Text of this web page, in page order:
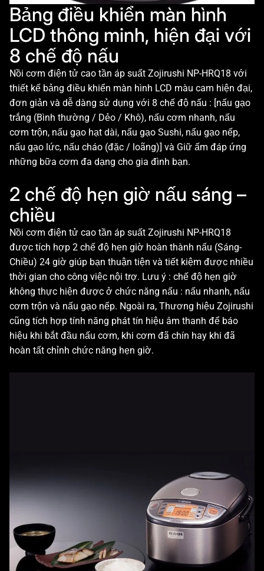
Bảng điều khiển màn hình
LCD thông minh, hiện đại với
8 chế độ nấu
Nồi cơm điện tử cao tần áp suất Zojirushi NP-HRQ18 với
thiết kế bảng điều khiển màn hình LCD màu cam hiện đại,
đơn giản và dễ dàng sử dụng với 8 chế độ nấu : [nấu gạo
trắng (Bình thường / Dẻo / Khô), nấu cơm nhanh, nấu
cơm trộn, nấu gạo hạt dài, nấu gạo Sushi, nấu gạo nếp,
nấu gạo lức, nấu cháo (đặc / loãng)] và Giữ ấm đáp ứng
những bữa cơm đa dạng cho gia đình bạn.
2 chế độ hẹn giờ nấu sáng –
chiều
Nồi cơm điện tử cao tần áp suất Zojirushi NP-HRQ18
được tích hợp 2 chế độ hẹn giờ hoàn thành nấu (Sáng-
Chiều) 24 giờ giúp bạn thuận tiện và tiết kiệm được nhiều
thời gian cho công việc nội trợ. Lưu ý : chế độ hẹn giờ
không thực hiện được ở chức năng nấu : nấu nhanh, nấu
cơm trộn và nấu gạo nếp. Ngoài ra, Thương hiệu Zojirushi
cũng tích hợp tính năng phát tín hiệu âm thanh để báo
hiệu khi bắt đầu nấu cơm, khi cơm đã chín hay khi đã
hoàn tất chỉnh chức năng hẹn giờ.